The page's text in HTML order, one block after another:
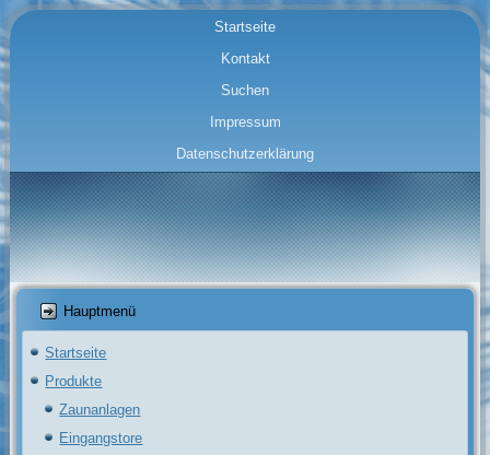
Startseite
Kontakt
Suchen
Impressum
Datenschutzerklärung
Hauptmenü
Startseite
Produkte
Zaunanlagen
Eingangstore